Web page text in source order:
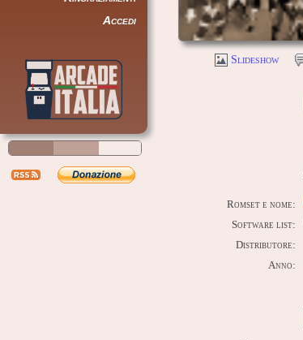
Accedi
Slideshow
Romset e nome:
Software list:
Distributore:
Anno: